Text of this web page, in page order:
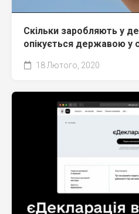
Скільки заробляють у
опікується державою у
18 Лютого, 2020